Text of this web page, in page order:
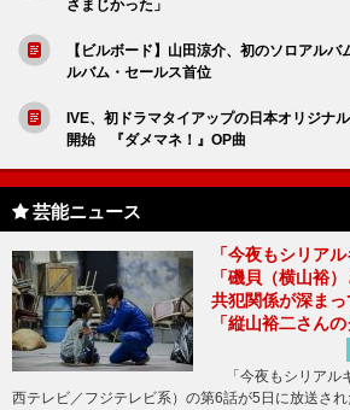
さまじかった」
【ビルボード】山田涼介、初のソロアル
ルバム・セールス首位
IVE、初ドラマタイアップの日本オリジナ
開始 『ダメマネ！』OP曲
芸能ニュース
「今夜もシリア
「磯貝（横山裕
共犯関係が深まっ
「縦山裕二さん
「今夜もシリアル
西テレビ／フジテレビ系）の第6話が5日に放送さ